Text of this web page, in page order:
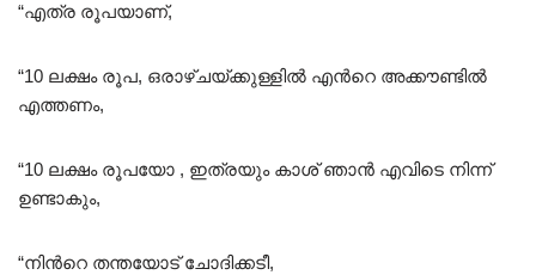
“എത്ര രൂപയാണ്,
“10 ലക്ഷം രൂപ, ഒരാഴ്ചയ്ക്കുള്ളിൽ എൻറെ അക്കൗണ്ടിൽ
എത്തണം,
“10 ലക്ഷം രൂപയോ , ഇത്രയും കാശ് ഞാൻ എവിടെ നിന്ന്
ഉണ്ടാകും,
“നിൻറെ തന്തയോട് ചോദിക്കടീ,